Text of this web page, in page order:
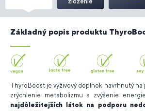
Základný popis produktu
ThyroBoost je výživový doplnok navrhnutý
zrýchlenie metabolizmu a zvýšenie
najdôležitejších látok na podporu